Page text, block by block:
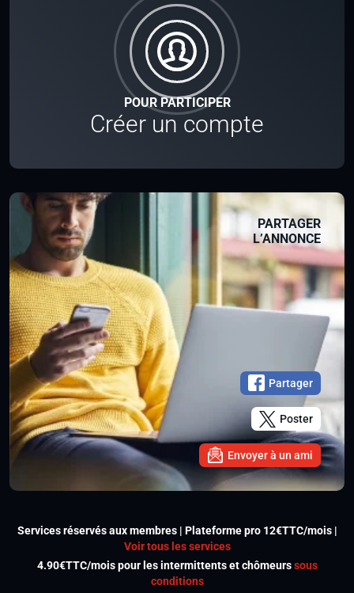
POUR PARTICIPER
Créer un compte
PARTAGER
L’ANNONCE
Partager
Poster
Envoyer à un ami
Services réservés aux membres | Plateforme pro 12€TTC/mois |
Voir tous les services
4.90€TTC/mois pour les intermittents et chômeurssous
conditions